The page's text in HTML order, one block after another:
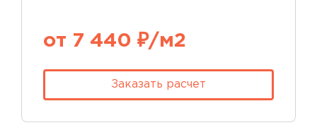
от 7 440 ₽/м2
Заказать расчет